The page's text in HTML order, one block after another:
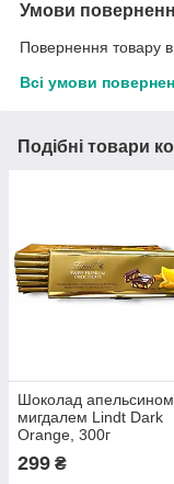
Умови
Повернення товару
Всі умови
Подібні товари
Шоколад
мигдалем Lindt Dark
Orange, 300г
299 ₴